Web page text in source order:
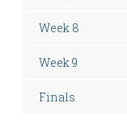
Week 8
Week 9
Finals